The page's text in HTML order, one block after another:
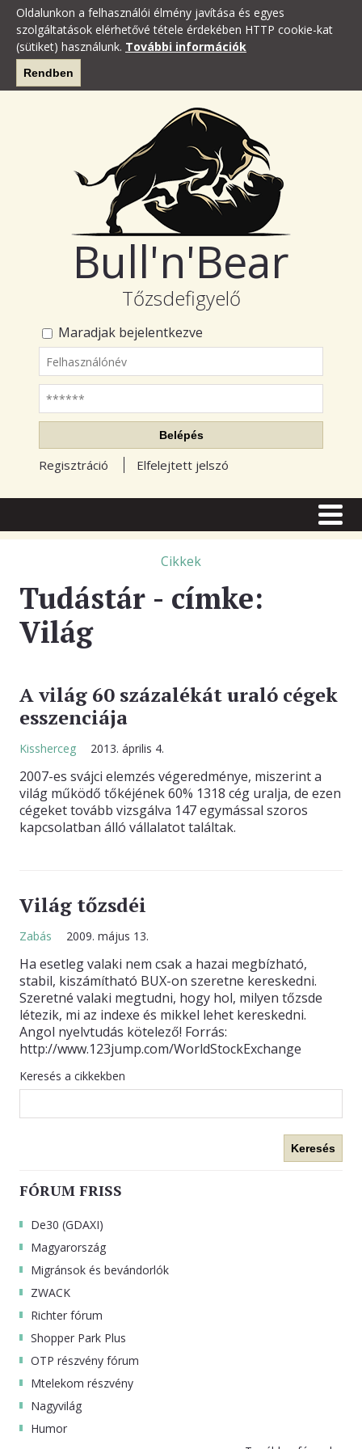
Oldalunkon a felhasználói élmény javítása és egyes
szolgáltatások elérhetővé tétele érdekében HTTP cookie-kat
(sütiket) használunk. További információk
Rendben
Bull'n'Bear
Tőzsdefigyelő
Maradjak bejelentkezve
Felhasználónév
Jelszó
Belépés
Regisztráció Elfelejtett jelszó
TŐZSDE FÓRUM
TUDÁSTÁR
BLOGOK
ELŐFIZETÉS
KAPCSOLAT
Cikkek
Tudástár - címke:
Világ
A világ 60 százalékát uraló cégek
esszenciája
Kissherceg 2013. április 4.
2007-es svájci elemzés végeredménye, miszerint a
világ működő tőkéjének 60% 1318 cég uralja, de ezen
cégeket tovább vizsgálva 147 egymással szoros
kapcsolatban álló vállalatot találtak.
Világ tőzsdéi
Zabás 2009. május 13.
Ha esetleg valaki nem csak a hazai megbízható,
stabil, kiszámítható BUX-on szeretne kereskedni.
Szeretné valaki megtudni, hogy hol, milyen tőzsde
létezik, mi az indexe és mikkel lehet kereskedni.
Angol nyelvtudás kötelező! Forrás:
http://www.123jump.com/WorldStockExchange
Keresés a cikkekben
Keresés
FÓRUM FRISS
De30 (GDAXI)
Magyarország
Migránsok és bevándorlók
ZWACK
Richter fórum
Shopper Park Plus
OTP részvény fórum
Mtelekom részvény
Nagyvilág
Humor